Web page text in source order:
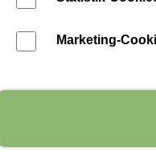
Rudolph Care
auch ein Probenset mit
tragen: leicht, natürlich
Marketing-